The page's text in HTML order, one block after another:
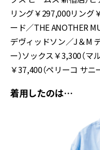
リング￥297,000リング
ード／THE ANOTHER
デヴィッドソン／J＆M
ー）ソックス￥3,300（マ
￥37,400（ペリーコ サニ
着用したのは…